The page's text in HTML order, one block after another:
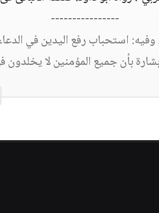
----------------
استحباب رفع اليدين في
بأن جميع المؤمنين لا يخلدون